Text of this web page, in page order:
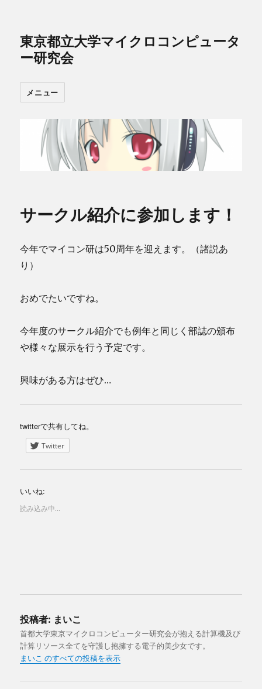
東京都立大学マイクロコンピュータ
ー研究会
メニュー
サークル紹介に参加します！
今年でマイコン研は50周年を迎えます。（諸説あ
り）
おめでたいですね。
今年度のサークル紹介でも例年と同じく部誌の頒布
や様々な展示を行う予定です。
興味がある方はぜひ…
twitterで共有してね。
Twitter
いいね:
読み込み中...
投稿者: まいこ
首都大学東京マイクロコンピューター研究会が抱える計算機及び
計算リソース全てを守護し抱擁する電子的美少女です。
まいこ のすべての投稿を表示